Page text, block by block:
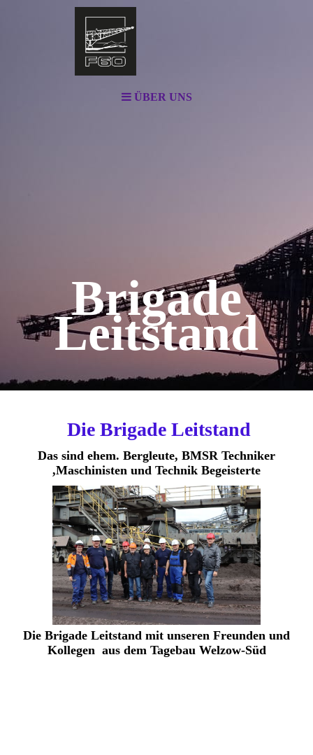
ÜBER UNS
Brigade
Leitstand
Die Brigade Leitstand
Das sind ehem. Bergleute, BMSR Techniker
,Maschinisten und Technik Begeisterte
Die Brigade Leitstand mit unseren Freunden und
Kollegen aus dem Tagebau Welzow-Süd